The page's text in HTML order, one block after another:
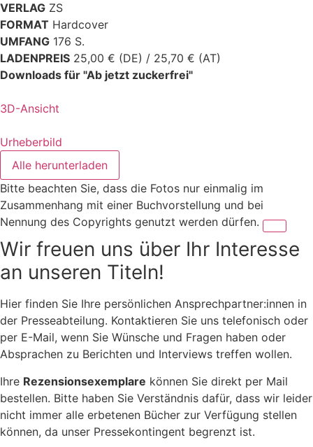
VERLAG ZS
FORMAT Hardcover
UMFANG 176 S.
LADENPREIS 25,00 € (DE) / 25,70 € (AT)
Downloads für "Ab jetzt zuckerfrei"
3D-Ansicht
Urheberbild
Alle herunterladen
Bitte beachten Sie, dass die Fotos nur einmalig im
Zusammenhang mit einer Buchvorstellung und bei
Nennung des Copyrights genutzt werden dürfen.
Wir freuen uns über Ihr Interesse
an unseren Titeln!
Hier finden Sie Ihre persönlichen Ansprechpartner:innen in
der Presseabteilung. Kontaktieren Sie uns telefonisch oder
per E-Mail, wenn Sie Wünsche und Fragen haben oder
Absprachen zu Berichten und Interviews treffen wollen.
Ihre Rezensionsexemplare können Sie direkt per Mail
bestellen. Bitte haben Sie Verständnis dafür, dass wir leider
nicht immer alle erbetenen Bücher zur Verfügung stellen
können, da unser Pressekontingent begrenzt ist.